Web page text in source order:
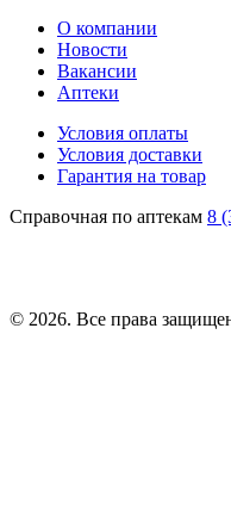
О компании
Новости
Вакансии
Аптеки
Условия оплаты
Условия доставки
Гарантия на товар
Справочная по аптекам 8
© 2026. Все права